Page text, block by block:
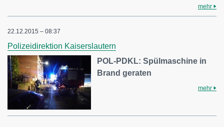
mehr
22.12.2015 – 08:37
Polizeidirektion Kaiserslautern
POL-PDKL: Spülmaschine in
Brand geraten
mehr